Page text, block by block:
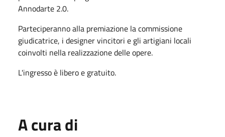
Annodarte 2.0.
Parteciperanno alla premiazione la commissione
giudicatrice, i designer vincitori e gli artigiani locali
coinvolti nella realizzazione delle opere.
L'ingresso è libero e gratuito.
A cura di